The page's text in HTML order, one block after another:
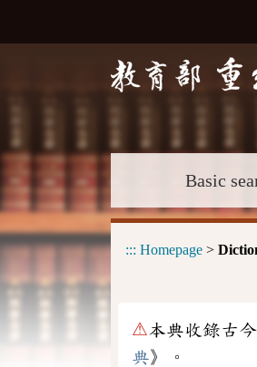
Basic
::: Homepage >
⚠本典收錄古今
典》。